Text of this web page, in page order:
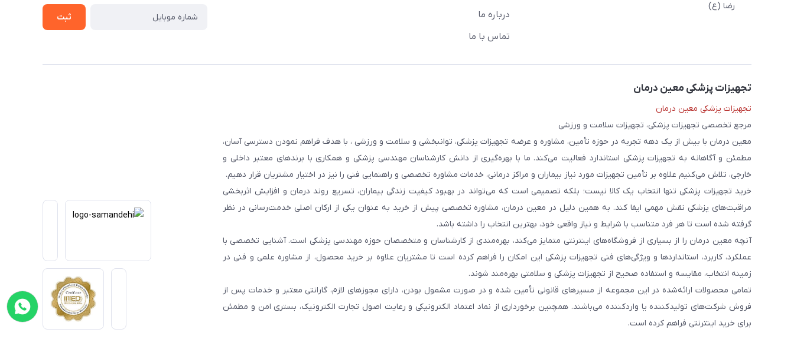
رضا (ع)
درباره ما
تماس با ما
ثبت
تجهیزات پزشکی معین درمان
تجهیزات پزشکی معین درمان
مرجع تخصصی تجهیزات پزشکی، تجهیزات سلامت و ورزشی
معین درمان با بیش از یک دهه تجربه در حوزه تأمین، مشاوره و عرضه تجهیزات پزشکی، توانبخشی و سلامت و ورزشی ، با هدف فراهم نمودن دسترسی آسان،
مطمئن و آگاهانه به تجهیزات پزشکی استاندارد فعالیت می‌کند. ما با بهره‌گیری از دانش کارشناسان مهندسی پزشکی و همکاری با برندهای معتبر داخلی و
خارجی، تلاش می‌کنیم علاوه بر تأمین تجهیزات مورد نیاز بیماران و مراکز درمانی، خدمات مشاوره تخصصی و راهنمایی فنی را نیز در اختیار مشتریان قرار دهیم.
خرید تجهیزات پزشکی تنها انتخاب یک کالا نیست؛ بلکه تصمیمی است که می‌تواند در بهبود کیفیت زندگی بیماران، تسریع روند درمان و افزایش اثربخشی
مراقبت‌های پزشکی نقش مهمی ایفا کند. به همین دلیل در معین درمان، مشاوره تخصصی پیش از خرید به عنوان یکی از ارکان اصلی خدمت‌رسانی در نظر
گرفته شده است تا هر فرد متناسب با شرایط و نیاز واقعی خود، بهترین انتخاب را داشته باشد.
آنچه معین درمان را از بسیاری از فروشگاه‌های اینترنتی متمایز می‌کند، بهره‌مندی از کارشناسان و متخصصان حوزه مهندسی پزشکی است. آشنایی تخصصی با
عملکرد، کاربرد، استانداردها و ویژگی‌های فنی تجهیزات پزشکی این امکان را فراهم کرده است تا مشتریان علاوه بر خرید محصول، از مشاوره علمی و فنی در
زمینه انتخاب، مقایسه و استفاده صحیح از تجهیزات پزشکی و سلامتی بهره‌مند شوند.
تمامی محصولات ارائه‌شده در این مجموعه از مسیرهای قانونی تأمین شده و در صورت مشمول بودن، دارای مجوزهای لازم، گارانتی معتبر و خدمات پس از
فروش شرکت‌های تولیدکننده یا واردکننده می‌باشند. همچنین برخورداری از نماد اعتماد الکترونیکی و رعایت اصول تجارت الکترونیک، بستری امن و مطمئن
برای خرید اینترنتی فراهم کرده است.